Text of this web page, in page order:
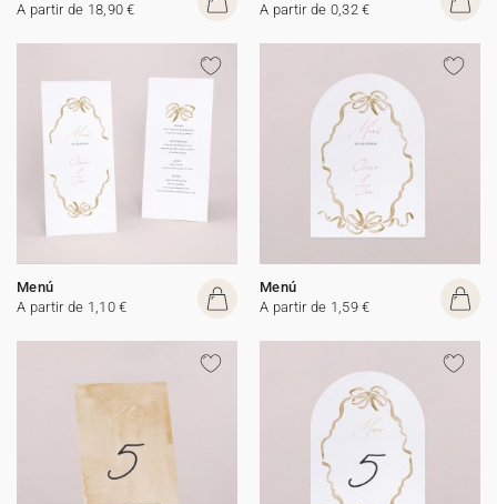
A partir de 18,90 €
A partir de 0,32 €
Menú
A partir de 1,10 €
Menú
A partir de 1,59 €